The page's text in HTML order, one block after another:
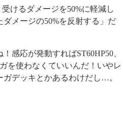
けるダメージを50%に軽減し
メージの50%を反射する」だ
感応が発動すればST60HP50、
を使わなくていいんだ！いやレ
デッキとかあるわけだし…。